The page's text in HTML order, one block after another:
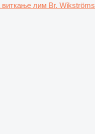
виткање лим Br. Wikströms